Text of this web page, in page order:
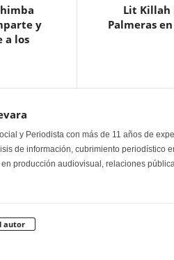
y
a los
Lit Killah
Palmeras
y Periodista con más de 11 años de
de información, cubrimiento periodístico
producción audiovisual, relaciones
autor